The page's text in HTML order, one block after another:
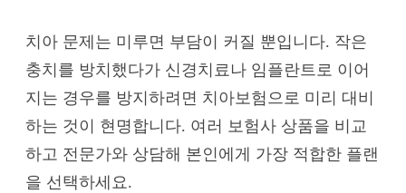
치아 문제는 미루면 부담이 커질 뿐입니다. 작은
충치를 방치했다가 신경치료나 임플란트로 이어
지는 경우를 방지하려면 치아보험으로 미리 대비
하는 것이 현명합니다. 여러 보험사 상품을 비교
하고 전문가와 상담해 본인에게 가장 적합한 플랜
을 선택하세요.